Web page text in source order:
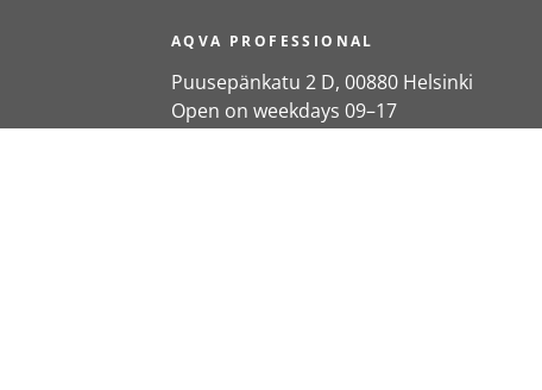
AQVA PROFESSIONAL
Puusepänkatu 2 D, 00880 Helsinki
Open on weekdays 09–17